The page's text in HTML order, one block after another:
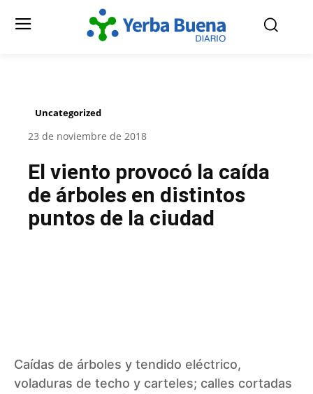
Uncategorized
23 de noviembre de 2018
El viento provocó la caída
de árboles en distintos
puntos de la ciudad
Caídas de árboles y tendido eléctrico,
voladuras de techo y carteles; calles cortadas